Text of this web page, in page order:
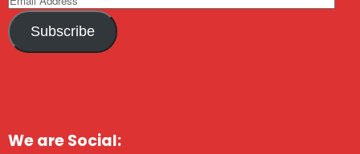
Subscribe
We are Social: